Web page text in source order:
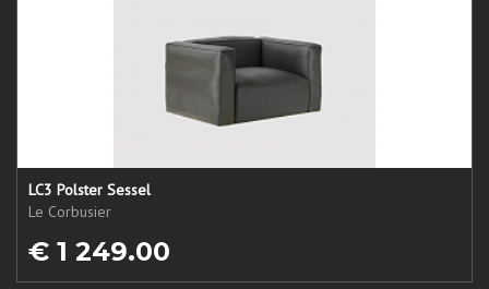
LC3 Polster Sessel
Le Corbusier
€ 1 249.00